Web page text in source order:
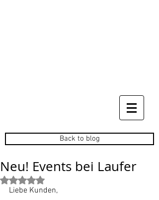
Back to blog
Neu! Events bei Laufer
Mit NaN von 5 Sternen bewertet.
Liebe Kunden,